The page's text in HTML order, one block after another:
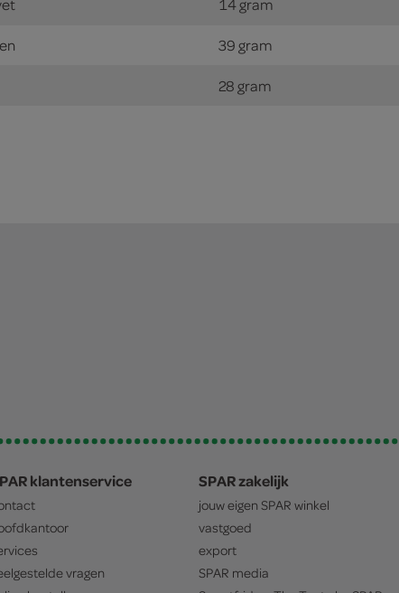
39 gram
28 gram
klantenservice
vragen
SPAR zakelijk
jouw eigen SPAR winkel
vastgoed
export
SPAR media